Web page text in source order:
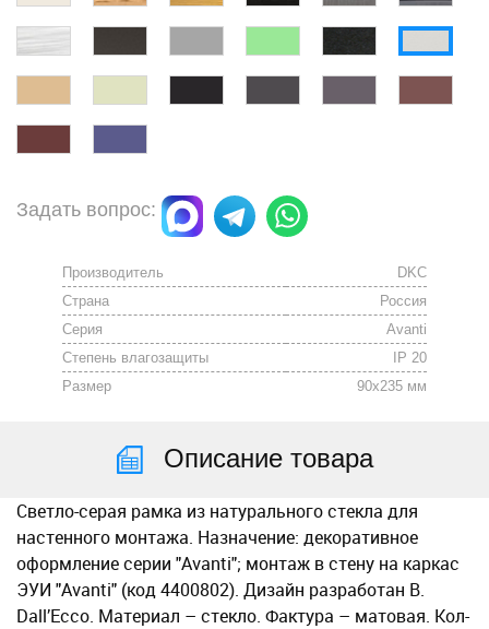
Задать вопрос:
Производитель
DKC
Страна
Россия
Серия
Avanti
Степень влагозащиты
IP 20
Размер
90х235 мм
Описание товара
Светло-серая рамка из натурального стекла для
настенного монтажа. Назначение: декоративное
оформление серии "Avanti"; монтаж в стену на каркас
ЭУИ "Avanti" (код 4400802). Дизайн разработан B.
Dall’Ecco. Материал – стекло. Фактура – матовая. Кол-